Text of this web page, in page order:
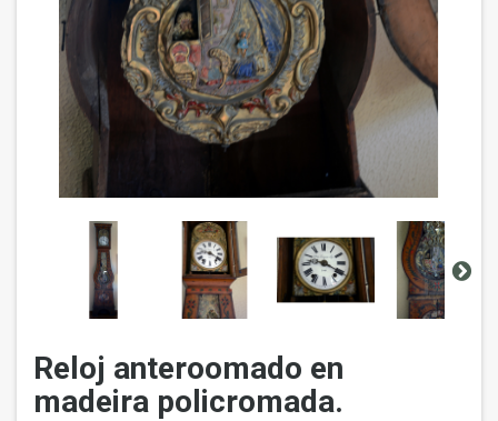
Reloj anteroomado en
madeira policromada.